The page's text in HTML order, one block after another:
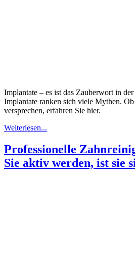
Implantate – es ist das Zauberwort in
Implantate ranken sich viele Mythen.
versprechen, erfahren Sie hier.
Weiterlesen...
Professionelle
Sie aktiv werden, ist sie